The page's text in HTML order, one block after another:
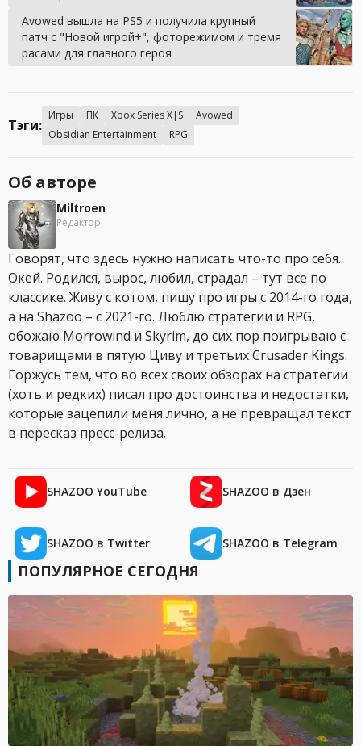
Avowed вышла на PS5 и получила крупный
патч с "Новой игрой+", фоторежимом и тремя
расами для главного героя
Тэги:
Игры ПК Xbox Series X|S
Avowed
Obsidian Entertainment
RPG
Об авторе
Miltroen
Редактор
Говорят, что здесь нужно написать что-то про себя.
Окей. Родился, вырос, любил, страдал – тут все по
классике. Живу с котом, пишу про игры с 2014-го года,
а на Shazoo – с 2021-го. Люблю стратегии и RPG,
обожаю Morrowind и Skyrim, до сих пор поигрываю с
товарищами в пятую Циву и третьих Crusader Kings.
Горжусь тем, что во всех своих обзорах на стратегии
(хоть и редких) писал про достоинства и недостатки,
которые зацепили меня лично, а не превращал текст
в пересказ пресс-релиза.
SHAZOO YouTube SHAZOO в Дзен
SHAZOO в Twitter SHAZOO в Telegram
ПОПУЛЯРНОЕ СЕГОДНЯ